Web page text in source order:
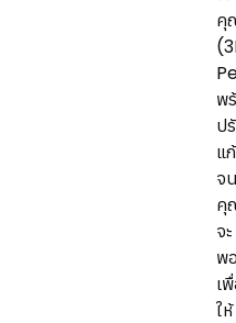
คุ
พ
ป
แก้
จ
คุ
จะ
พ
เ
ให้